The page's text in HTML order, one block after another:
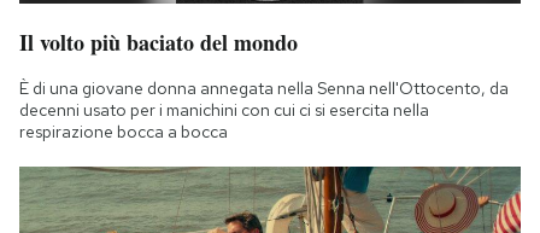
Il volto più baciato del mondo
È di una giovane donna annegata nella Senna nell'Ottocento, da
decenni usato per i manichini con cui ci si esercita nella
respirazione bocca a bocca